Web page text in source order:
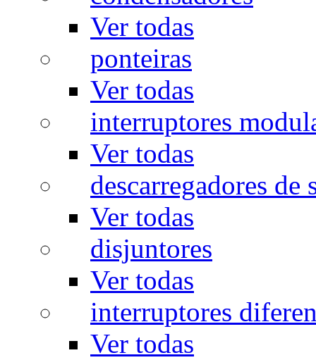
Ver todas
ponteiras
Ver todas
interruptores
Ver todas
descarregadores de
Ver todas
disjuntores
Ver todas
interruptores
Ver todas